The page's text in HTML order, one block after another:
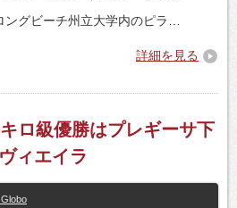
グビーチ州立大学内のピラ…
詳細を見る
キロ級優勝はプレギーサ下
ィエイラ